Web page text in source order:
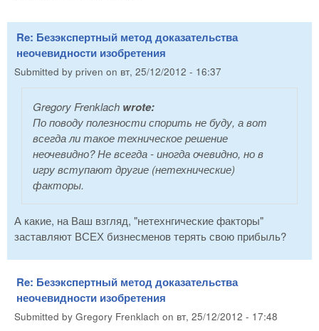
Re: Безэкспертный метод доказательства
неочевидности изобретения
Submitted by priven on вт, 25/12/2012 - 16:37
Gregory Frenklach wrote:
По поводу полезности спорить не буду, а вот
всегда ли такое техническое решение
неочевидно? Не всегда - иногда очевидно, но в
игру вступают другие (нетехнические)
факторы.
А какие, на Ваш взгляд, "нетехнгические факторы"
заставляют ВСЕХ бизнесменов терять свою прибыль?
Re: Безэкспертный метод доказательства
неочевидности изобретения
Submitted by Gregory Frenklach on вт, 25/12/2012 - 17:48